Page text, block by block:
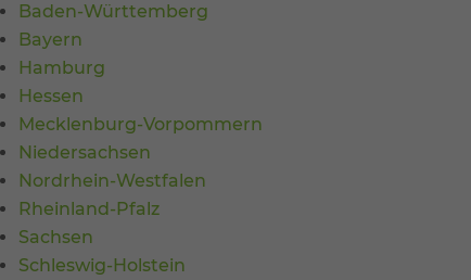
Baden-Württemberg
Bayern
Hamburg
Hessen
Mecklenburg-Vorpommern
Niedersachsen
Nordrhein-Westfalen
Rheinland-Pfalz
Sachsen
Schleswig-Holstein